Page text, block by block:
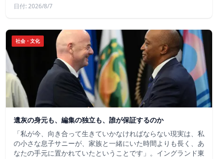
日付: 2026/8/7
社会・文化
遺灰の身元も、編集の独立も、誰が保証するのか
「私が今、向き合って生きていかなければならない現実は、私
の小さな息子サニーが、家族と一緒にいた時間よりも長く、あ
なたの手元に置かれていたということです」。イングランド東